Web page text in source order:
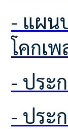
- แผนปฏิบัติการลดใช้พลังงานและติดตามผลการใช้พลังงาน องค์การบริหารส่วนตำบล
โคกเพ
- ปร
- ปร